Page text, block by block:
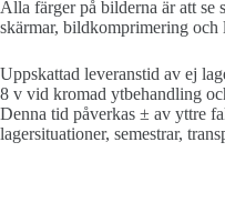
Alla färger på bilderna är att se
skärmar, bildkomprimering och
Uppskattad leveranstid av ej
8 v vid kromad ytbehandling
Denna tid påverkas ± av yttre
lagersituationer, semestrar,